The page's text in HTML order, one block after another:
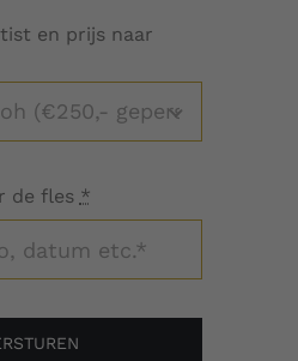
en prijs naar
de fles *